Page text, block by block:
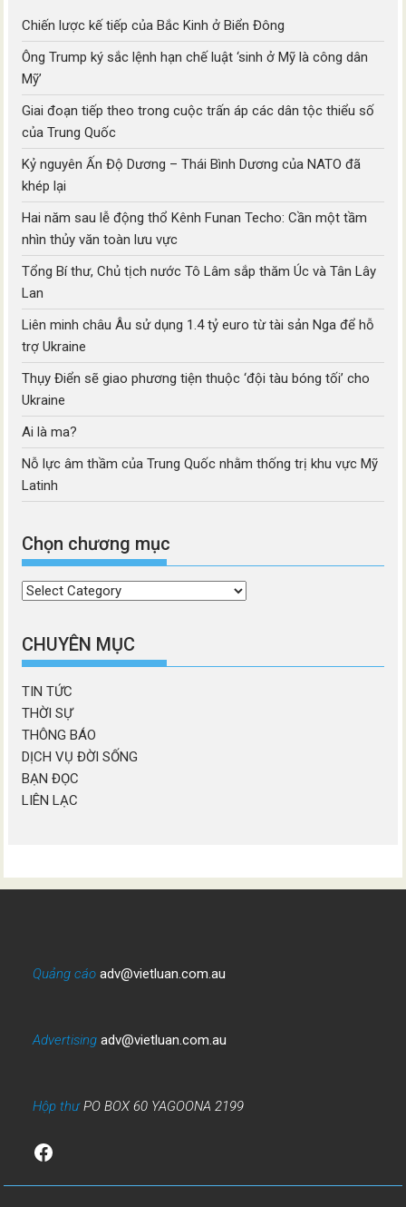
Chiến lược kế tiếp của Bắc Kinh ở Biển Đông
Ông Trump ký sắc lệnh hạn chế luật ‘sinh ở Mỹ là công dân
Mỹ’
Giai đoạn tiếp theo trong cuộc trấn áp các dân tộc thiểu số
của Trung Quốc
Kỷ nguyên Ấn Độ Dương – Thái Bình Dương của NATO đã
khép lại
Hai năm sau lễ động thổ Kênh Funan Techo: Cần một tầm
nhìn thủy văn toàn lưu vực
Tổng Bí thư, Chủ tịch nước Tô Lâm sắp thăm Úc và Tân Lây
Lan
Liên minh châu Âu sử dụng 1.4 tỷ euro từ tài sản Nga để hỗ
trợ Ukraine
Thụy Điển sẽ giao phương tiện thuộc ‘đội tàu bóng tối’ cho
Ukraine
Ai là ma?
Nỗ lực âm thầm của Trung Quốc nhằm thống trị khu vực Mỹ
Latinh
Chọn chương mục
Chọn
mục
CHUYÊN MỤC
TIN TỨC
THỜI SỰ
THÔNG BÁO
DỊCH VỤ ĐỜI SỐNG
BẠN ĐỌC
LIÊN LẠC
Quảng cáo adv@vietluan.com.au
Advertising adv@vietluan.com.au
Hộp thưPO BOX 60 YAGOONA 2199
Facebook